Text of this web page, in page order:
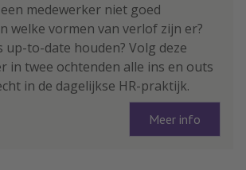
medewerker niet goed
welke vormen van verlof zijn er?
up-to-date houden? Volg deze
in twee ochtenden alle ins en outs
in de dagelijkse HR-praktijk.
Meer info